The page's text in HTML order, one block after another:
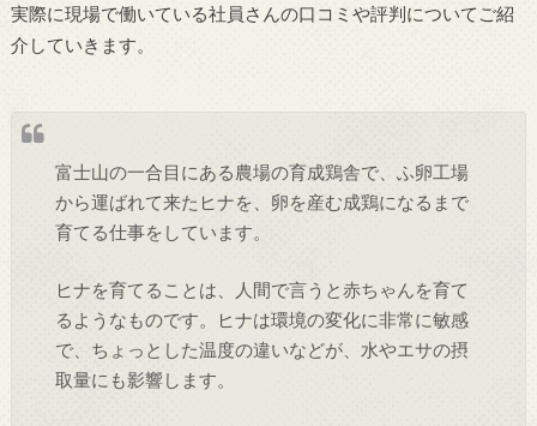
実際に現場で働いている社員さんの口コミや評判についてご紹
介していきます。
富士山の一合目にある農場の育成鶏舎で、ふ卵工場
から運ばれて来たヒナを、卵を産む成鶏になるまで
育てる仕事をしています。
ヒナを育てることは、人間で言うと赤ちゃんを育て
るようなものです。ヒナは環境の変化に非常に敏感
で、ちょっとした温度の違いなどが、水やエサの摂
取量にも影響します。